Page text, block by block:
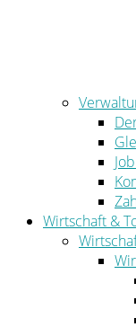
Wirtschaft &